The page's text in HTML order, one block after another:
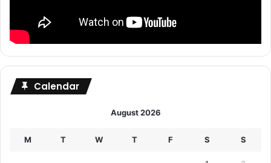
Calendar
August 2026
M T W T F S S